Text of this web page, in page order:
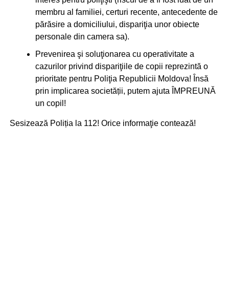
membru al familiei, certuri recente, antecedente de
părăsire a domiciliului, dispariţia unor obiecte
personale din camera sa).
Prevenirea şi soluţionarea cu operativitate a
cazurilor privind dispariţiile de copii reprezintă o
prioritate pentru Poliţia Republicii Moldova! Însă
prin implicarea societății, putem ajuta ÎMPREUNĂ
un copil!
Sesizează Poliția la 112! Orice informaţie contează!